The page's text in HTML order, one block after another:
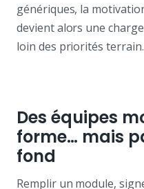
génériques, la
devient alors une
loin des priorités terrain.
Des équipes
forme… mais
fond
Remplir un module,